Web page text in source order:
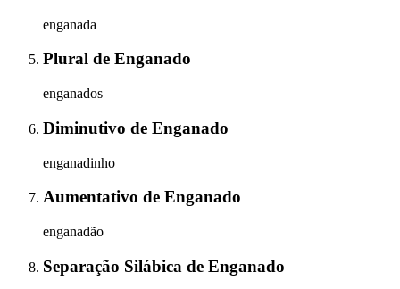
enganada
Plural de Enganado
enganados
Diminutivo de Enganado
enganadinho
Aumentativo de Enganado
enganadão
Separação Silábica de Enganado